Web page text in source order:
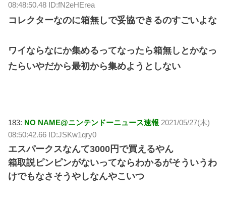
08:48:50.48 ID:fN2eHErea
コレクターなのに箱無しで妥協できるのすごいよな
ワイならなにか集めるってなったら箱無しとかなっ
たらいやだから最初から集めようとしない
183: NO NAME@ニンテンドーニュース速報 2021/05/27(木)
08:50:42.66 ID:JSKw1qry0
エスパークスなんて3000円で買えるやん
箱取説ピンピンがないってならわかるがそういうわ
けでもなさそうやしなんやこいつ